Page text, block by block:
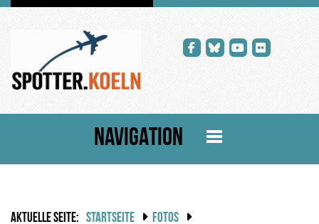
NAVIGATION
AKTUELLE SEITE: STARTSEITE
FOTOS